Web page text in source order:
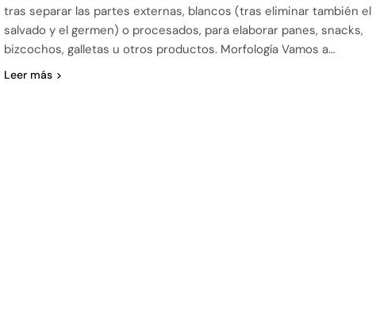
tras separar las partes externas, blancos (tras eliminar también el
salvado y el germen) o procesados, para elaborar panes, snacks,
bizcochos, galletas u otros productos. Morfología Vamos a…
Leer más